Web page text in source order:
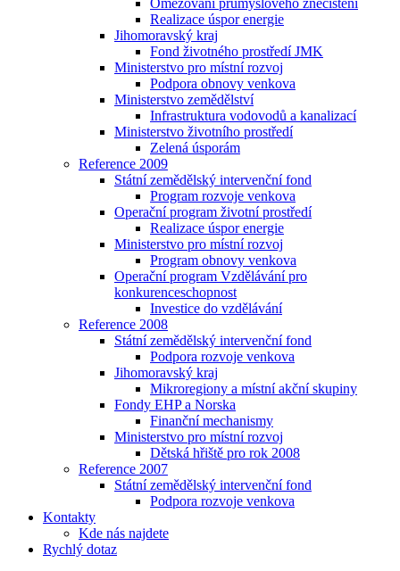
Omezování průmyslového znečištění
Realizace úspor energie
Jihomoravský kraj
Fond životného prostředí JMK
Ministerstvo pro místní rozvoj
Podpora obnovy venkova
Ministerstvo zemědělství
Infrastruktura vodovodů a kanalizací
Ministerstvo životního prostředí
Zelená úsporám
Reference 2009
Státní zemědělský intervenční fond
Program rozvoje venkova
Operační program životní prostředí
Realizace úspor energie
Ministerstvo pro místní rozvoj
Program obnovy venkova
Operační program Vzdělávání pro
konkurenceschopnost
Investice do vzdělávání
Reference 2008
Státní zemědělský intervenční fond
Podpora rozvoje venkova
Jihomoravský kraj
Mikroregiony a místní akční skupiny
Fondy EHP a Norska
Finanční mechanismy
Ministerstvo pro místní rozvoj
Dětská hřiště pro rok 2008
Reference 2007
Státní zemědělský intervenční fond
Podpora rozvoje venkova
Kontakty
Kde nás najdete
Rychlý dotaz